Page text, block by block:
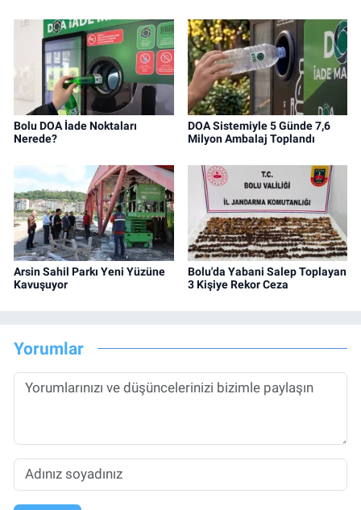
Bolu DOA İade Noktaları
Nerede?
DOA Sistemiyle 5 Günde 7,6
Milyon Ambalaj Toplandı
Arsin Sahil Parkı Yeni Yüzüne
Kavuşuyor
Bolu'da Yabani Salep Toplayan
3 Kişiye Rekor Ceza
Yorumlar